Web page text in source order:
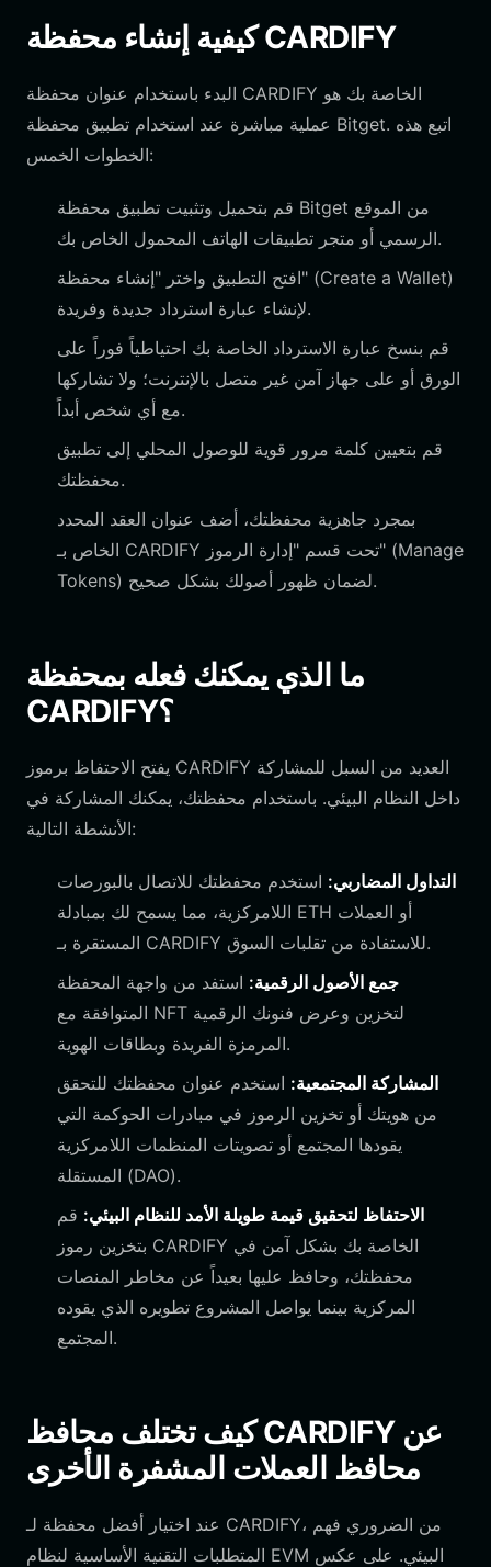
كيفية إنشاء محفظة CARDIFY
البدء باستخدام عنوان محفظة CARDIFY الخاصة بك هو
عملية مباشرة عند استخدام تطبيق محفظة Bitget. اتبع هذه
الخطوات الخمس:
قم بتحميل وتثبيت تطبيق محفظة Bitget من الموقع
الرسمي أو متجر تطبيقات الهاتف المحمول الخاص بك.
افتح التطبيق واختر "إنشاء محفظة" (Create a Wallet)
لإنشاء عبارة استرداد جديدة وفريدة.
قم بنسخ عبارة الاسترداد الخاصة بك احتياطياً فوراً على
الورق أو على جهاز آمن غير متصل بالإنترنت؛ ولا تشاركها
مع أي شخص أبداً.
قم بتعيين كلمة مرور قوية للوصول المحلي إلى تطبيق
محفظتك.
بمجرد جاهزية محفظتك، أضف عنوان العقد المحدد
الخاص بـ CARDIFY تحت قسم "إدارة الرموز" (Manage
Tokens) لضمان ظهور أصولك بشكل صحيح.
ما الذي يمكنك فعله بمحفظة
CARDIFY؟
يفتح الاحتفاظ برموز CARDIFY العديد من السبل للمشاركة
داخل النظام البيئي. باستخدام محفظتك، يمكنك المشاركة في
الأنشطة التالية:
التداول المضاربي: استخدم محفظتك للاتصال بالبورصات
اللامركزية، مما يسمح لك بمبادلة ETH أو العملات
المستقرة بـ CARDIFY للاستفادة من تقلبات السوق.
جمع الأصول الرقمية: استفد من واجهة المحفظة
المتوافقة مع NFT لتخزين وعرض فنونك الرقمية
المرمزة الفريدة وبطاقات الهوية.
المشاركة المجتمعية: استخدم عنوان محفظتك للتحقق
من هويتك أو تخزين الرموز في مبادرات الحوكمة التي
يقودها المجتمع أو تصويتات المنظمات اللامركزية
المستقلة (DAO).
الاحتفاظ لتحقيق قيمة طويلة الأمد للنظام البيئي: قم
بتخزين رموز CARDIFY الخاصة بك بشكل آمن في
محفظتك، وحافظ عليها بعيداً عن مخاطر المنصات
المركزية بينما يواصل المشروع تطويره الذي يقوده
المجتمع.
كيف تختلف محافظ CARDIFY عن
محافظ العملات المشفرة الأخرى
عند اختيار أفضل محفظة لـ CARDIFY، من الضروري فهم
المتطلبات التقنية الأساسية لنظام EVM البيئي. على عكس